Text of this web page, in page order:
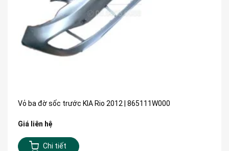
Vỏ ba đờ sốc trước KIA Rio 2012 | 865111W000
Giá liên hệ
Chi tiết